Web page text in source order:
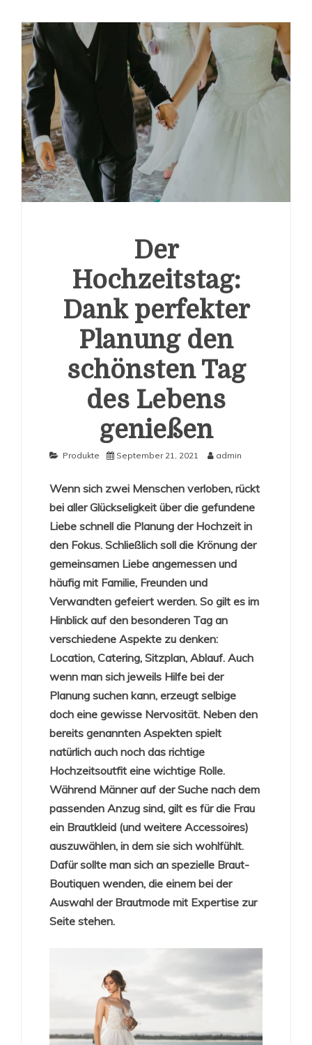
Der
Hochzeitstag:
Dank perfekter
Planung den
schönsten Tag
des Lebens
genießen
Produkte September 21, 2021 admin
Wenn sich zwei Menschen verloben, rückt
bei aller Glückseligkeit über die gefundene
Liebe schnell die Planung der Hochzeit in
den Fokus. Schließlich soll die Krönung der
gemeinsamen Liebe angemessen und
häufig mit Familie, Freunden und
Verwandten gefeiert werden. So gilt es im
Hinblick auf den besonderen Tag an
verschiedene Aspekte zu denken:
Location, Catering, Sitzplan, Ablauf. Auch
wenn man sich jeweils Hilfe bei der
Planung suchen kann, erzeugt selbige
doch eine gewisse Nervosität. Neben den
bereits genannten Aspekten spielt
natürlich auch noch das richtige
Hochzeitsoutfit eine wichtige Rolle.
Während Männer auf der Suche nach dem
passenden Anzug sind, gilt es für die Frau
ein Brautkleid (und weitere Accessoires)
auszuwählen, in dem sie sich wohlfühlt.
Dafür sollte man sich an spezielle Braut-
Boutiquen wenden, die einem bei der
Auswahl der Brautmode mit Expertise zur
Seite stehen.